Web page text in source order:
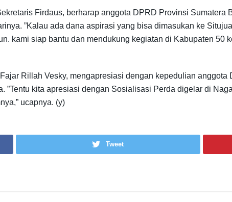
Firdaus, berharap anggota DPRD Provinsi Sumatera
”Kalau ada dana aspirasi yang bisa dimasukan ke
kami siap bantu dan mendukung kegiatan di Kabupaten 50
Rillah Vesky, mengapresiasi dengan kepedulian
”Tentu kita apresiasi dengan Sosialisasi Perda digelar di
ucapnya. (y)
Tweet